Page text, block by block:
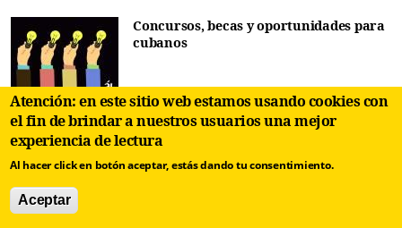
Concursos, becas y oportunidades para
cubanos
Diccionario de cubanismos. Habla
popular de Cuba / Letras GHIJ
Atención: en este sitio web estamos usando cookies con
el fin de brindar a nuestros usuarios una mejor
experiencia de lectura
Al hacer click en botón aceptar, estás dando tu consentimiento.
Aceptar